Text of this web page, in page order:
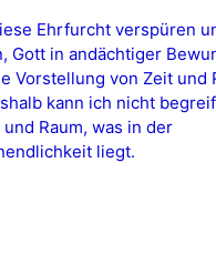
Ehrfurcht verspüren
Gott in andächtiger
Vorstellung von Zeit und
kann ich nicht
Raum, was in der
liegt.